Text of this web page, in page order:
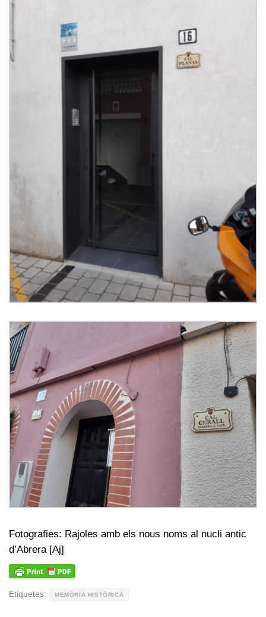
Fotografies: Rajoles amb els nous noms al nucli antic
d’Abrera [Aj]
Etiquetes: MEMÒRIA HISTÒRICA